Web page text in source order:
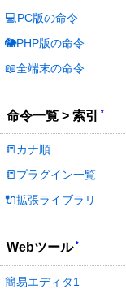
💻PC版の命令
🐘PHP版の命令
📖全端末の命令
命令一覧 > 索引 *
📒カナ順
📒プラグイン一覧
🔌拡張ライブラリ
Webツール *
簡易エディタ1